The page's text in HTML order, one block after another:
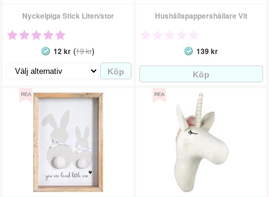
Nyckelpiga Stick Liten/stor
12 kr (19 kr)
Hushållspappershållare Vit
139 kr